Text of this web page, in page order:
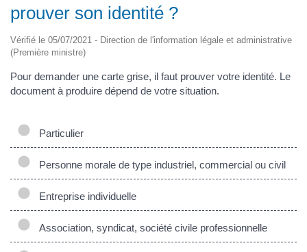
prouver son identité ?
Vérifié le 05/07/2021 - Direction de l'information légale et administrative
(Première ministre)
Pour demander une carte grise, il faut prouver votre identité. Le
document à produire dépend de votre situation.
Particulier
Personne morale de type industriel, commercial ou civil
Entreprise individuelle
Association, syndicat, société civile professionnelle